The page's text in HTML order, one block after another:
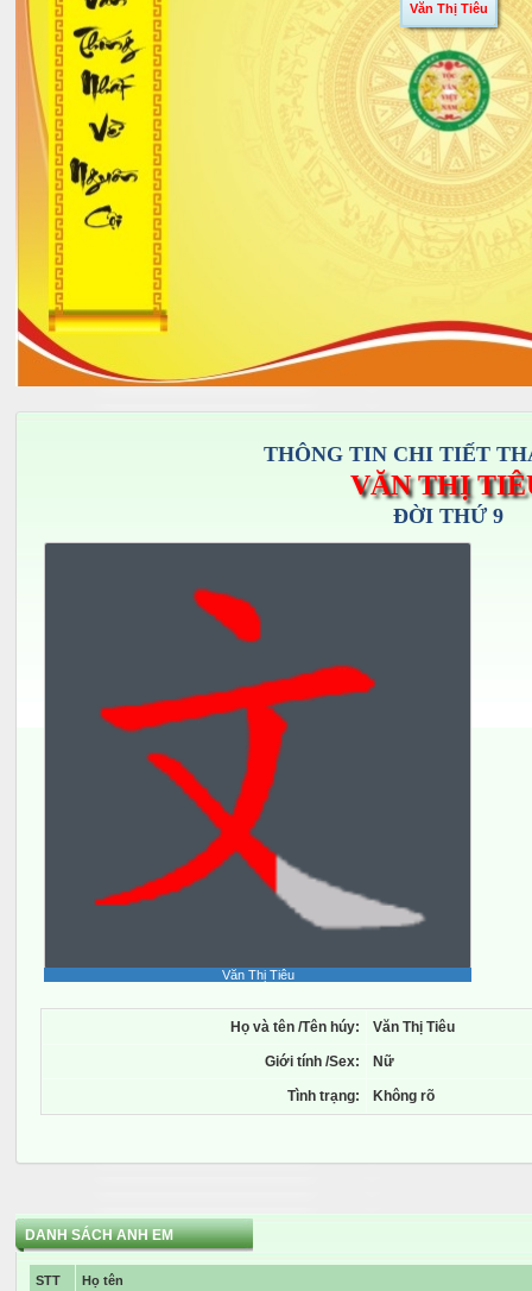
Văn Thị Tiêu
THÔNG TIN CHI TIẾT
VĂN THỊ
ĐỜI THỨ 9
Văn Thị Tiêu
Họ và tên /Tên húy: Văn Thị Tiêu
Giới tính /Sex: Nữ
Tình trạng: Không rõ
DANH SÁCH ANH EM
STT Họ tên